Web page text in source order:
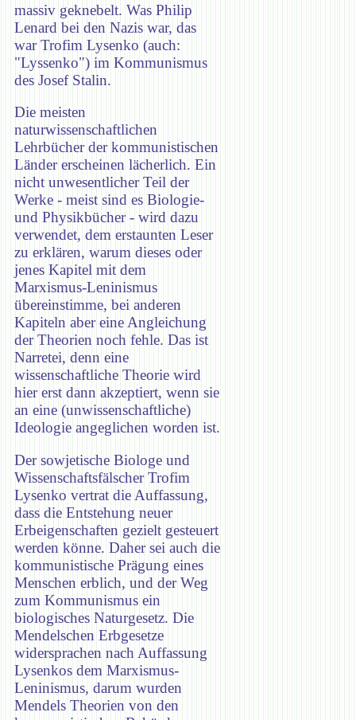
massiv geknebelt. Was Philip
Lenard bei den Nazis war, das
war Trofim Lysenko (auch:
"Lyssenko") im Kommunismus
des Josef Stalin.
Die meisten
naturwissenschaftlichen
Lehrbücher der kommunistischen
Länder erscheinen lächerlich. Ein
nicht unwesentlicher Teil der
Werke - meist sind es Biologie-
und Physikbücher - wird dazu
verwendet, dem erstaunten Leser
zu erklären, warum dieses oder
jenes Kapitel mit dem
Marxismus-Leninismus
übereinstimme, bei anderen
Kapiteln aber eine Angleichung
der Theorien noch fehle. Das ist
Narretei, denn eine
wissenschaftliche Theorie wird
hier erst dann akzeptiert, wenn sie
an eine (unwissenschaftliche)
Ideologie angeglichen worden ist.
Der sowjetische Biologe und
Wissenschaftsfälscher Trofim
Lysenko vertrat die Auffassung,
dass die Entstehung neuer
Erbeigenschaften gezielt gesteuert
werden könne. Daher sei auch die
kommunistische Prägung eines
Menschen erblich, und der Weg
zum Kommunismus ein
biologisches Naturgesetz. Die
Mendelschen Erbgesetze
widersprachen nach Auffassung
Lysenkos dem Marxismus-
Leninismus, darum wurden
Mendels Theorien von den